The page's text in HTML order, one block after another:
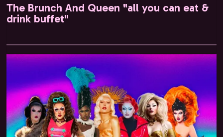
The Brunch And Queen "all you can eat &
drink buffet"